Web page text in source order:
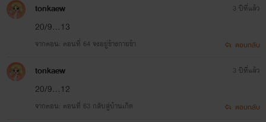
tonkaew
20/9...13
จากตอน: ตอนที่ 64 จงอยู่ข้างกายข้า
3 ปีที่แล้ว
ตอบกลับ
tonkaew
20/9...12
จากตอน: ตอนที่ 63 กลับสู่บ้านเกิด
3 ปีที่แล้ว
ตอบกลับ